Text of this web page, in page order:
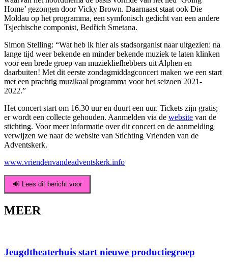
Home’ gezongen door Vicky Brown. Daarnaast staat ook Die
Moldau op het programma, een symfonisch gedicht van een andere
Tsjechische componist, Bedřich Smetana.
Simon Stelling: “Wat heb ik hier als stadsorganist naar uitgezien: na
lange tijd weer bekende en minder bekende muziek te laten klinken
voor een brede groep van muziekliefhebbers uit Alphen en
daarbuiten! Met dit eerste zondagmiddagconcert maken we een start
met een prachtig muzikaal programma voor het seizoen 2021-
2022.”
Het concert start om 16.30 uur en duurt een uur. Tickets zijn gratis;
er wordt een collecte gehouden. Aanmelden via de website van de
stichting. Voor meer informatie over dit concert en de aanmelding
verwijzen we naar de website van Stichting Vrienden van de
Adventskerk.
www.vriendenvandeadventskerk.info
🔊 Lees dit bericht voor
MEER
Jeugdtheaterhuis start nieuwe productiegroep